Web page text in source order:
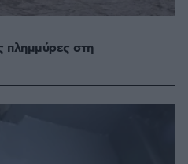
πλημμύρες στη